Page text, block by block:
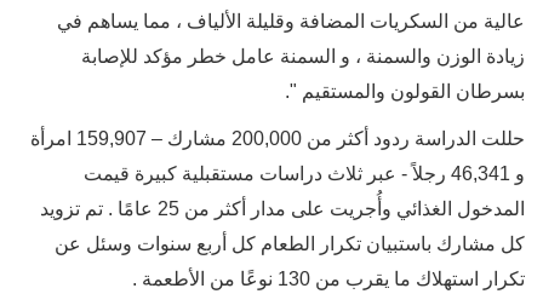
عالية من السكريات المضافة وقليلة الألياف ، مما يساهم في
زيادة الوزن والسمنة ، و السمنة عامل خطر مؤكد للإصابة
بسرطان القولون والمستقيم ".
حللت الدراسة ردود أكثر من 200,000 مشارك – 159,907 امرأة
و 46,341 رجلاً - عبر ثلاث دراسات مستقبلية كبيرة قيمت
المدخول الغذائي وأُجريت على مدار أكثر من 25 عامًا . تم تزويد
كل مشارك باستبيان تكرار الطعام كل أربع سنوات وسئل عن
تكرار استهلاك ما يقرب من 130 نوعًا من الأطعمة .